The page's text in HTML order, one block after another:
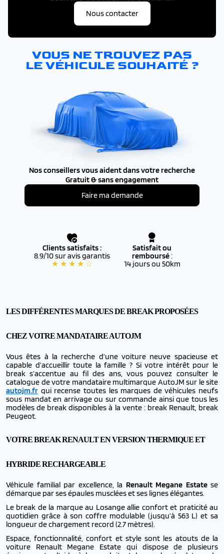
Nous contacter
VOUS NE TROUVEZ PAS
LE VÉHICULE SOUHAITÉ ?
Nos conseillers vous aident dans votre recherche
Gratuit & sans engagement
Faire ma demande
Clients satisfaits :
8.9/10 sur avis garantis
★ ★ ★ ★ ☆
Satisfait ou
remboursé:
14 jours ou 50km
LES DIFFÉRENTES MARQUES DE BREAK PROPOSÉES
CHEZ VOTRE MANDATAIRE AUTOJM
Vous êtes à la recherche d’une voiture neuve spacieuse et
capable d’accueillir toute la famille ? Si votre intérêt pour le
break s’accentue au fil des ans, vous pouvez consulter le
catalogue de votre mandataire multimarque AutoJM sur le site
autojm.fr qui recense toutes les marques de véhicules neufs
sous mandat en arrivage ou sur commande ainsi que tous les
modèles de break disponibles à la vente : break Renault, break
Peugeot.
VOTRE BREAK RENAULT EN VERSION THERMIQUE ET
HYBRIDE RECHARGEABLE
Véhicule familial par excellence, la Renault Megane Estate se
démarque par ses épaules musclées et ses lignes élégantes.
Le break de la marque au Losange allie confort et praticité au
quotidien grâce à son coffre modulable (jusqu’à 563 L) et sa
longueur de chargement record (2.7 mètres).
Espace, fonctionnalité, confort et style sont les atouts de la
voiture Renault Megane Estate qui dispose de plusieurs